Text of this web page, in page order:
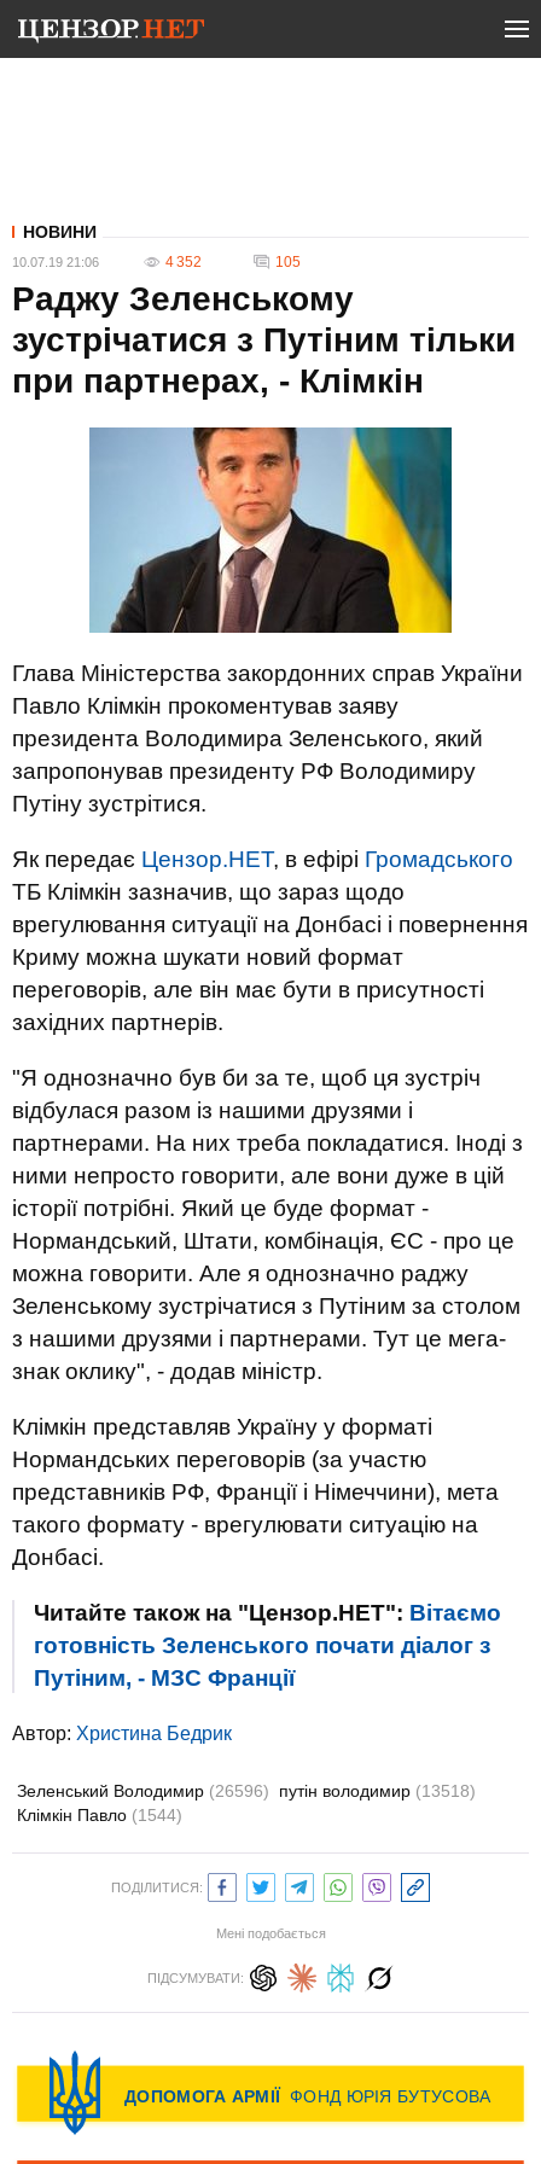
НОВИНИ
10.07.19 21:06 4 352 105
Раджу Зеленському
зустрічатися з Путіним тільки
при партнерах, - Клімкін
Глава Міністерства закордонних справ України
Павло Клімкін прокоментував заяву
президента Володимира Зеленського, який
запропонував президенту РФ Володимиру
Путіну зустрітися.
Як передає Цензор.НЕТ, в ефірі Громадського
ТБ Клімкін зазначив, що зараз щодо
врегулювання ситуації на Донбасі і повернення
Криму можна шукати новий формат
переговорів, але він має бути в присутності
західних партнерів.
"Я однозначно був би за те, щоб ця зустріч
відбулася разом із нашими друзями і
партнерами. На них треба покладатися. Іноді з
ними непросто говорити, але вони дуже в цій
історії потрібні. Який це буде формат -
Нормандський, Штати, комбінація, ЄС - про це
можна говорити. Але я однозначно раджу
Зеленському зустрічатися з Путіним за столом
з нашими друзями і партнерами. Тут це мега-
знак оклику", - додав міністр.
Клімкін представляв Україну у форматі
Нормандських переговорів (за участю
представників РФ, Франції і Німеччини), мета
такого формату - врегулювати ситуацію на
Донбасі.
Читайте також на "Цензор.НЕТ": Вітаємо
готовність Зеленського почати діалог з
Путіним, - МЗС Франції
Автор: Христина Бедрик
Зеленський Володимир (26596) путін володимир (13518)
Клімкін Павло (1544)
ПОДІЛИТИСЯ:
Мені подобається
ПІДСУМУВАТИ: